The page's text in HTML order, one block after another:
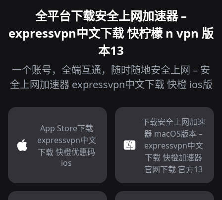
全平台下载安全上网加速器 –
expressvpn中文下载 快柠檬 n vpn 版
本13
一个账号，全端互通，随时随地安全上网 – 安
全上网加速器 expressvpn中文下载 快橙 ios版
App Store下载
expressvpn中文
下载 快橙优惠码
ios
下载安全上网加速
器 macOS版本 –
expressvpn中文
下载 快橙加速器
官网下载 官方13